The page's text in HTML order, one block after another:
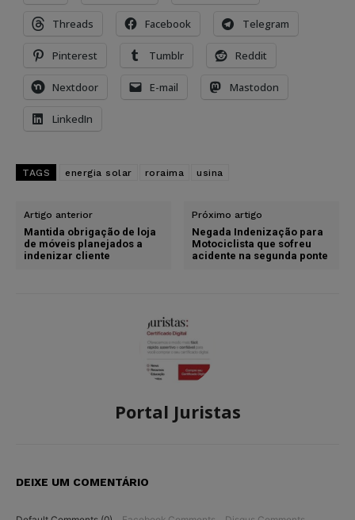
Threads Facebook Telegram
Pinterest Tumblr Reddit
Nextdoor E-mail Mastodon
LinkedIn
TAGS energia solar roraima usina
Artigo anterior
Mantida obrigação de loja
de móveis planejados a
indenizar cliente
Próximo artigo
Negada Indenização para
Motociclista que sofreu
acidente na segunda ponte
Portal Juristas
DEIXE UM COMENTÁRIO